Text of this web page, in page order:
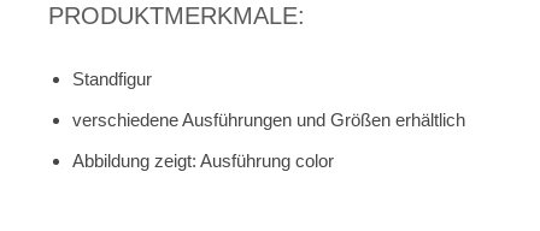
PRODUKTMERKMALE:
Standfigur
verschiedene Ausführungen und Größen erhältlich
Abbildung zeigt: Ausführung color